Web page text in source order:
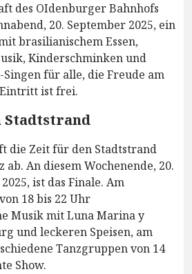
des OIdenburger Bahnhofs
20. September 2025, ein
brasilianischem Essen,
Kinderschminken und
für alle, die Freude am
ist frei.
Stadtstrand
die Zeit für den Stadtstrand
An diesem Wochenende, 20.
ist das Finale. Am
18 bis 22 Uhr
Musik mit Luna Marina y
und leckeren Speisen, am
Tanzgruppen von 14
Show.